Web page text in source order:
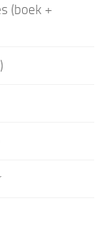
(boek +